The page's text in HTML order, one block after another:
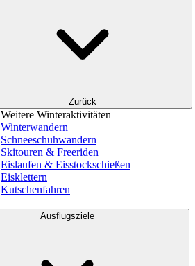
Zurück
Weitere Winteraktivitäten
Winterwandern
Schneeschuhwandern
Skitouren & Freeriden
Eislaufen & Eisstockschießen
Eisklettern
Kutschenfahren
Ausflugsziele